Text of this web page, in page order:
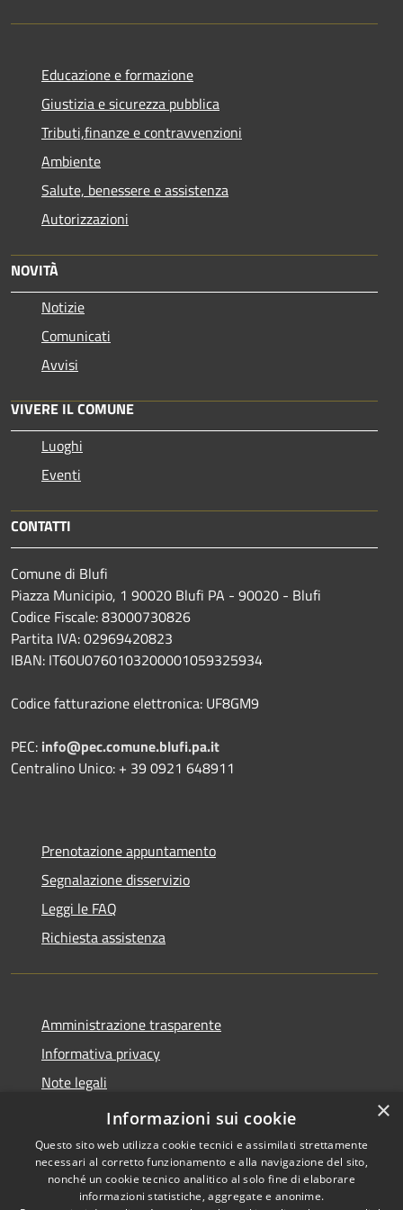
Educazione e formazione
Giustizia e sicurezza pubblica
Tributi,finanze e contravvenzioni
Ambiente
Salute, benessere e assistenza
Autorizzazioni
NOVITÀ
Notizie
Comunicati
Avvisi
VIVERE IL COMUNE
Luoghi
Eventi
CONTATTI
Comune di Blufi
Piazza Municipio, 1 90020 Blufi PA - 90020 - Blufi
Codice Fiscale: 83000730826
Partita IVA: 02969420823
IBAN: IT60U0760103200001059325934
Codice fatturazione elettronica: UF8GM9
PEC: info@pec.comune.blufi.pa.it
Centralino Unico: + 39 0921 648911
Prenotazione appuntamento
Segnalazione disservizio
Leggi le FAQ
Richiesta assistenza
Amministrazione trasparente
Informativa privacy
Note legali
Dichiarazione di accessibilità
Copyright © 2026 • Comune di
×
Informazioni sui cookie
Questo sito web utilizza cookie tecnici e assimilati strettamente
necessari al corretto funzionamento e alla navigazione del sito,
nonché un cookie tecnico analitico al solo fine di elaborare
informazioni statistiche, aggregate e anonime.